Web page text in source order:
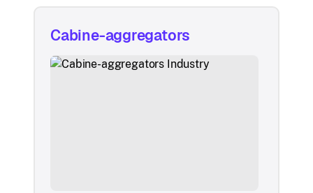
Cabine-aggregators